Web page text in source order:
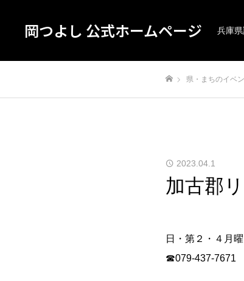
岡つよし 公式ホームページ 兵庫県
県・まちのイベ
2023.04.1
加古郡
日・第２・４月
☎079-437-7671